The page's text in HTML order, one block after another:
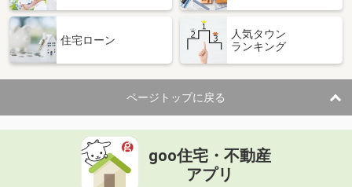
住宅ローン
人気タウン
ランキング
ページトップに戻る
goo住宅・不動産
アプリ